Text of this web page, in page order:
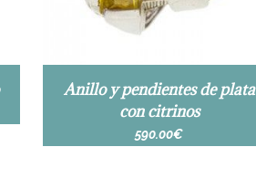
Anillo y pendientes de plata
con citrinos
590.00€